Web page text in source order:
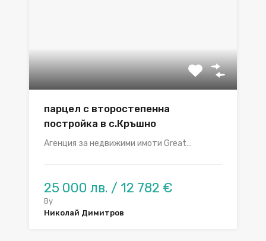
парцел с второстепенна
постройка в с.Кръшно
Агенция за недвижими имоти Great…
25 000 лв. / 12 782 €
By
Николай Димитров